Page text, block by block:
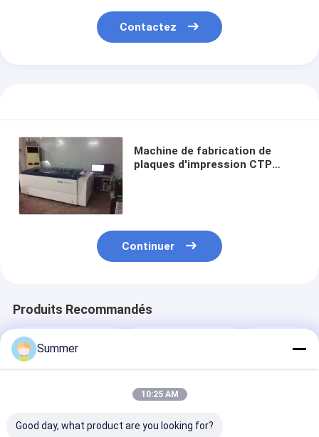
Contactez
Machine de fabrication de
plaques d'impression CTP
Continuer
Produits Recommandés
Summer
10:25 AM
Good day, what product are you looking for?